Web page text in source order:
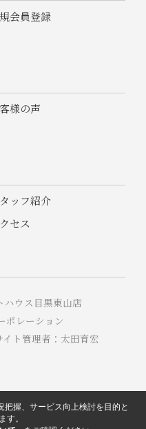
会員登録
様の声
ッフ紹介
セス
ウス目黒東山店
ポレーション
ト管理者：太田育宏
握、サービス向上検討を目的と
す。